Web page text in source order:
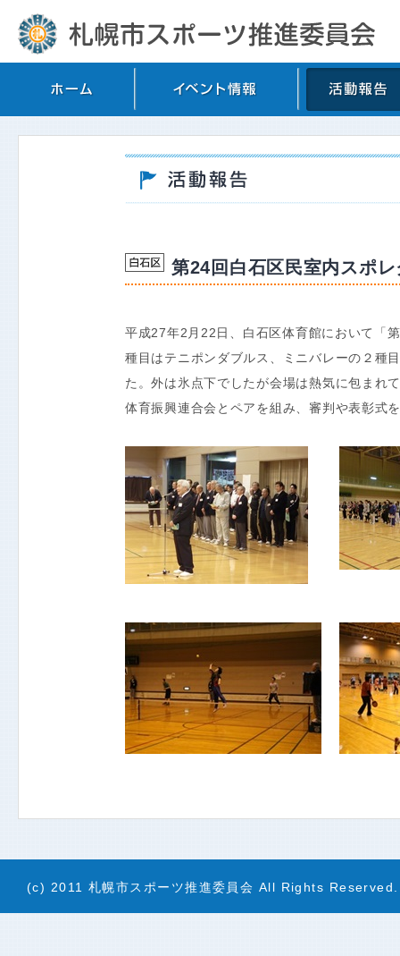
第24回白石区民室内スポ
平成27年2月22日、白石区体育館において「
種目はテニポンダブルス、ミニバレーの２種
た。外は氷点下でしたが会場は熱気に包まれ
体育振興連合会とペアを組み、審判や表彰式
(c) 2011 札幌市スポーツ推進委員会 All Rights Reserved.